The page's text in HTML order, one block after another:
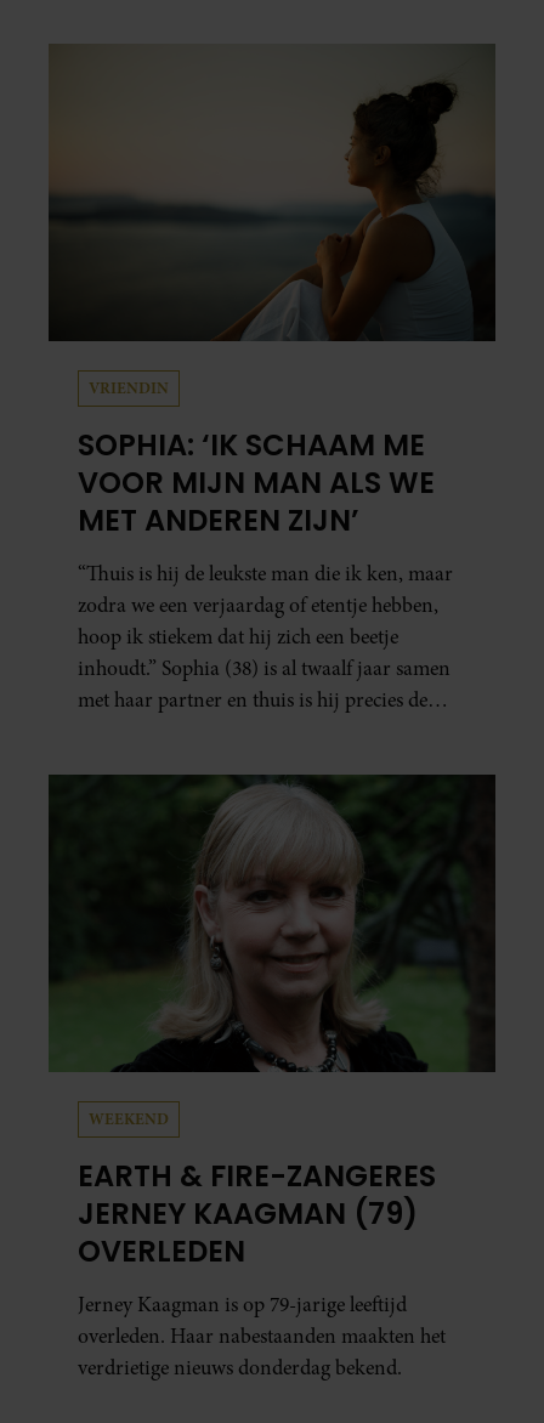
VRIENDIN
SOPHIA: ‘IK SCHAAM ME
VOOR MIJN MAN ALS WE
MET ANDEREN ZIJN’
“Thuis is hij de leukste man die ik ken, maar
zodra we een verjaardag of etentje hebben,
hoop ik stiekem dat hij zich een beetje
inhoudt.” Sophia (38) is al twaalf jaar samen
met haar partner en thuis is hij precies de
vaker schaamt zodra ze samen onder de
WEEKEND
EARTH & FIRE-ZANGERES
JERNEY KAAGMAN (79)
OVERLEDEN
Jerney Kaagman is op 79-jarige leeftijd
overleden. Haar nabestaanden maakten het
verdrietige nieuws donderdag bekend.